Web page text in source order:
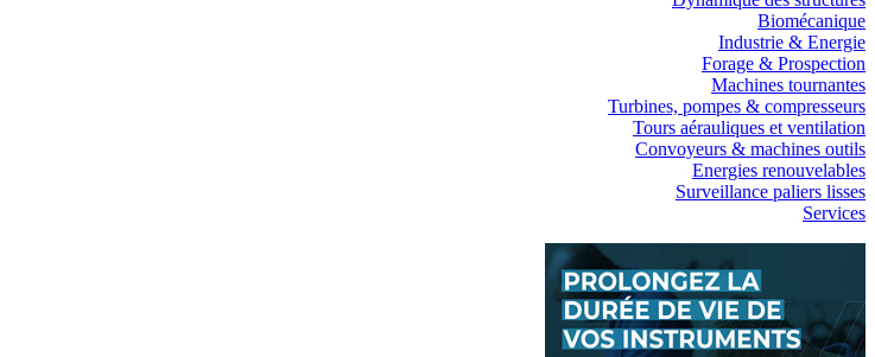
Biomécanique
Industrie & Energie
Forage & Prospection
Machines tournantes
Turbines, pompes & compresseurs
Tours aérauliques et ventilation
Convoyeurs & machines outils
Energies renouvelables
Surveillance paliers lisses
Services